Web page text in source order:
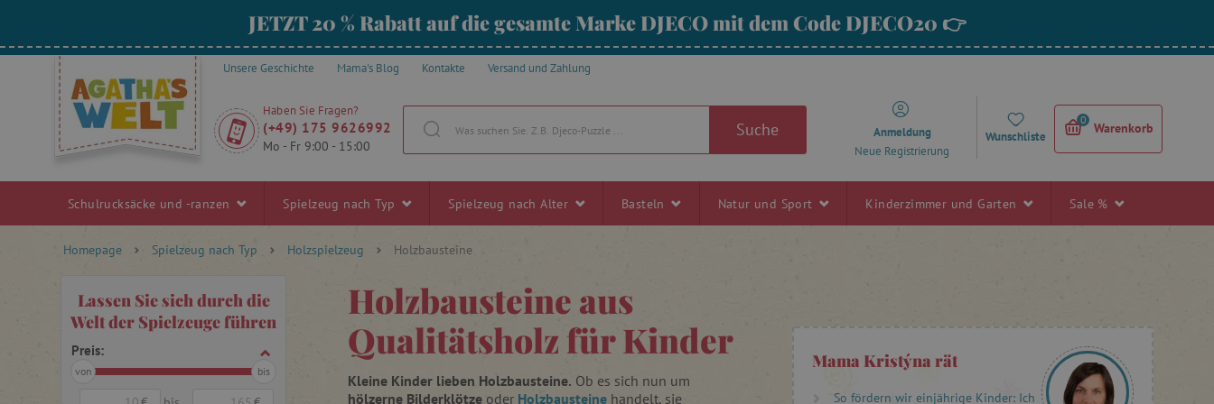
JETZT 20 % Rabatt auf die gesamte Marke DJECO mit dem Code DJECO20 👉
Unsere Geschichte Mama's Blog Kontakte Versand und Zahlung
Haben Sie Fragen?
(+49) 175 9626992
Mo - Fr 9:00 - 15:00
Suche
Anmeldung
Neue Registrierung
Wunschliste
0
Warenkorb
Schulrucksäcke und -ranzen Spielzeug nach Typ Spielzeug nach Alter Basteln Natur und Sport Kinderzimmer und Garten Sale %
Homepage Spielzeug nach Typ Holzspielzeug Holzbausteine
Lassen Sie sich durch die
Welt der Spielzeuge führen
Preis:
von bis
Holzbausteine aus
Qualitätsholz für Kinder
Kleine Kinder lieben Holzbausteine. Ob es sich nun um
hölzerne Bilderklötze oder Holzbausteine handelt, sie
Mama Kristýna rät
So fördern wir einjährige Kinder: Ich